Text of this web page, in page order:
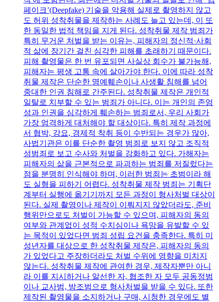
페이크’(Deepfake) 기술을 악용해 실제로 촬영하지 않고
도 허위 성착취물을 제작하는 사례도 늘고 있는데, 이 또
한 동일한 법적 책임을 지게 된다. 성착취물 제작 범죄가
특히 무거운 처벌을 받는 이유는, 피해자의 정신적·사회
적 삶에 장기간 걸친 심각한 피해를 초래하기 때문이다.
피해 촬영물은 한 번 유포되면 사실상 회수가 불가능해,
피해자는 평생 고통 속에 살아가야 한다. 이에 따라 성착
취물 제작은 단순한 명예훼손이나 사생활 침해를 넘어
중대한 인권 침해로 간주된다. 성착취물 제작은 개인적
일탈로 치부할 수 있는 범죄가 아니다. 이는 개인의 존엄
성과 인권을 심각하게 훼손하는 범죄로서, 우리 사회가
가장 엄격하게 대처해야 할 대상이다. 특히 제작 과정에
서 협박, 강요, 경제적 착취 등이 수반되는 경우가 많아,
사법기관은 이를 단순한 촬영 범죄로 보지 않고 조직적
성범죄로 보고 수사와 처벌을 강화하고 있다. 가해자는
피해자의 삶을 근본적으로 파괴하는 범죄를 저질렀다는
점을 분명히 인식해야 하며, 이러한 범죄는 초범이라 해
도 실형을 피하기 어렵다. 성착취물 제작 범죄는 기획단
계부터 실행에 옮기기까지 모든 과정이 형사처벌 대상이
된다. 실제 촬영이나 제작이 이뤄지지 않았더라도, 준비
행위만으로도 처벌이 가능할 수 있으며, 피해자의 동의
여부와 관계없이 성적 수치심이나 욕망을 유발할 수 있
는 목적이 있었다면 범죄 성립 요건을 충족한다. 특히 미
성년자를 대상으로 한 성착취물 제작은, 피해자의 동의
가 있었다고 주장하더라도 처벌 수위에 영향을 미치지
않는다. 성착취물 제작에 관여한 경우, 제작자뿐만 아니
라 이를 지시하거나 알선한 자, 협조한 자 모두 공동정범
이나 교사범, 방조범으로 형사처벌을 받을 수 있다. 또한
제작된 촬영물을 소지하거나 구매, 시청한 경우에도 별